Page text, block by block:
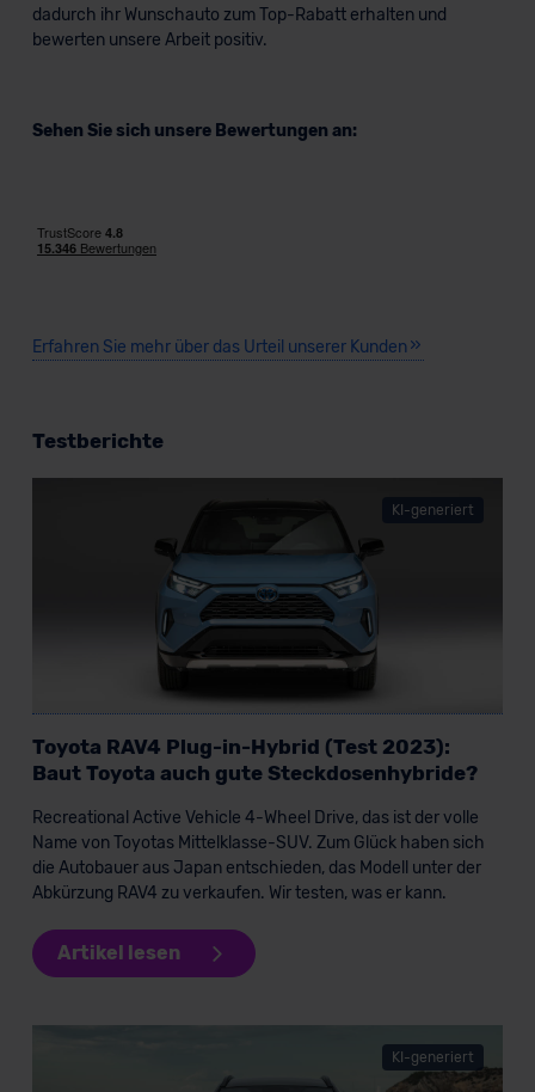
dadurch ihr Wunschauto zum Top-Rabatt erhalten und
bewerten unsere Arbeit positiv.
Sehen Sie sich unsere Bewertungen an:
Erfahren Sie mehr über das Urteil unserer Kunden
Testberichte
KI-generiert
Toyota RAV4 Plug-in-Hybrid (Test 2023):
Baut Toyota auch gute Steckdosenhybride?
Recreational Active Vehicle 4-Wheel Drive, das ist der volle
Name von Toyotas Mittelklasse-SUV. Zum Glück haben sich
die Autobauer aus Japan entschieden, das Modell unter der
Abkürzung RAV4 zu verkaufen. Wir testen, was er kann.
Artikel lesen
KI-generiert